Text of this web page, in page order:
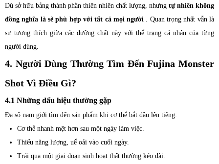
Dù sở hữu bảng thành phần thiên nhiên chất lượng, nhưng tự nhiên không
đồng nghĩa là sẽ phù hợp với tất cả mọi người . Quan trọng nhất vẫn là
sự tương thích giữa các dưỡng chất này với thể trạng cá nhân của từng
người dùng.
4. Người Dùng Thường Tìm Đến Fujina Monster
Shot Vì Điều Gì?
4.1 Những dấu hiệu thường gặp
Đa số nam giới tìm đến sản phẩm khi cơ thể bắt đầu lên tiếng:
Cơ thể nhanh mệt hơn sau một ngày làm việc.
Thiếu năng lượng, uể oải vào cuối ngày.
Trải qua một giai đoạn sinh hoạt thất thường kéo dài.